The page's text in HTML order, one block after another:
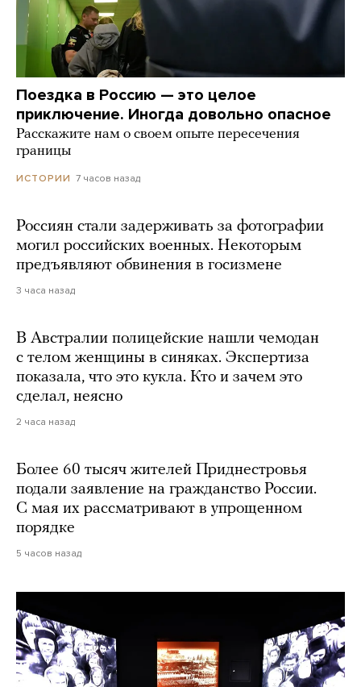
Поездка в Россию — это целое
приключение. Иногда довольно опасное
Расскажите нам о своем опыте пересечения
границы
ИСТОРИИ 7 часов назад
Россиян стали задерживать за фотографии
могил российских военных. Некоторым
предъявляют обвинения в госизмене
3 часа назад
В Австралии полицейские нашли чемодан
с телом женщины в синяках. Экспертиза
показала, что это кукла. Кто и зачем это
сделал, неясно
2 часа назад
Более 60 тысяч жителей Приднестровья
подали заявление на гражданство России.
С мая их рассматривают в упрощенном
порядке
5 часов назад